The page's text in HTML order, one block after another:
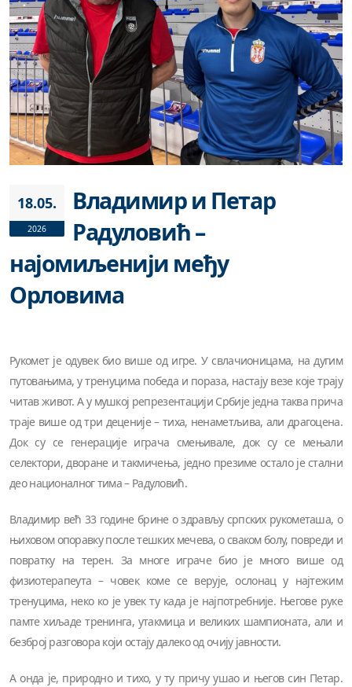
18.05.
2026
Владимир и Петар
Радуловић –
најомиљенији међу
Орловима
Рукомет је одувек био више од игре. У свлачионицама, на дугим
путовањима, у тренуцима победа и пораза, настају везе које трају
читав живот. А у мушкој репрезентацији Србије једна таква прича
траје више од три деценије – тиха, ненаметљива, али драгоцена.
Док су се генерације играча смењивале, док су се мењали
селектори, дворане и такмичења, једно презиме остало је стални
део националног тима – Радуловић.
Владимир већ 33 године брине о здрављу српских рукометаша, о
њиховом опоравку после тешких мечева, о сваком болу, повреди и
повратку на терен. За многе играче био је много више од
физиотерапеута – човек коме се верује, ослонац у најтежим
тренуцима, неко ко је увек ту када је најпотребније. Његове руке
памте хиљаде тренинга, утакмица и великих шампионата, али и
безброј разговора који остају далеко од очију јавности.
А онда је, природно и тихо, у ту причу ушао и његов син Петар.